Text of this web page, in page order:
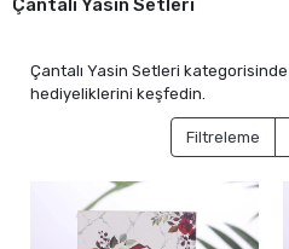
Çantalı Yasin Setleri
Çantalı Yasin Setleri
hediyeliklerini keşfedin.
Filtreleme